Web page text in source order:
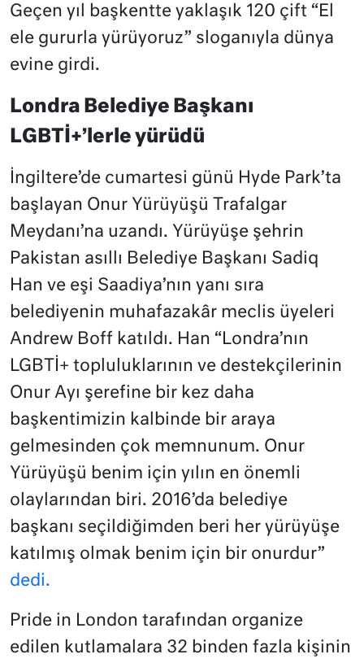
Geçen yıl başkentte yaklaşık 120 çift “El
ele gururla yürüyoruz” sloganıyla dünya
evine girdi.
Londra Belediye Başkanı
LGBTİ+’lerle yürüdü
İngiltere’de cumartesi günü Hyde Park’ta
başlayan Onur Yürüyüşü Trafalgar
Meydanı’na uzandı. Yürüyüşe şehrin
Pakistan asıllı Belediye Başkanı Sadiq
Han ve eşi Saadiya’nın yanı sıra
belediyenin muhafazakâr meclis üyeleri
Andrew Boff katıldı. Han “Londra’nın
LGBTİ+ topluluklarının ve destekçilerinin
Onur Ayı şerefine bir kez daha
başkentimizin kalbinde bir araya
gelmesinden çok memnunum. Onur
Yürüyüşü benim için yılın en önemli
olaylarından biri. 2016’da belediye
başkanı seçildiğimden beri her yürüyüşe
katılmış olmak benim için bir onurdur”
dedi.
Pride in London tarafından organize
edilen kutlamalara 32 binden fazla kişinin